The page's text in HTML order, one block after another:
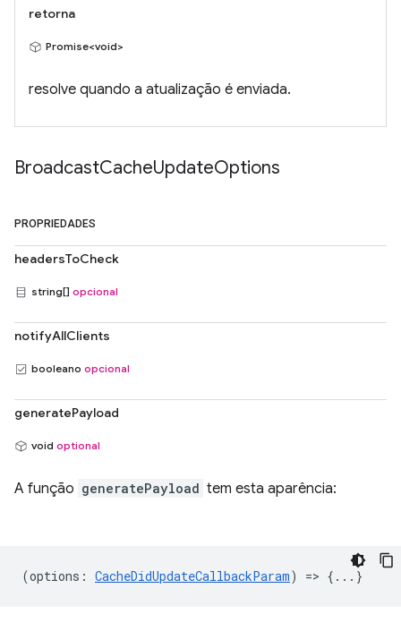
retorna
Promise<void>
resolve quando a atualização é enviada.
BroadcastCacheUpdateOptions
PROPRIEDADES
headersToCheck
string[] opcional
notifyAllClients
booleano opcional
generatePayload
void optional
A função generatePayload tem esta aparência:
(options : CacheDidUpdateCallbackParam) => {...}